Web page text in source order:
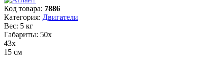
Код товара: 7886
Категория: Двигатели
Вес: 5 кг
Габариты: 50х
43х
15 см